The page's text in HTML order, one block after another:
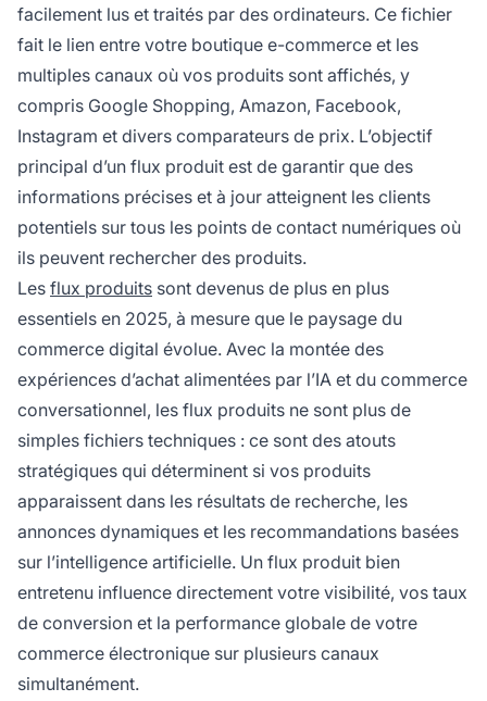
facilement lus et traités par des ordinateurs. Ce fichier
fait le lien entre votre boutique e-commerce et les
multiples canaux où vos produits sont affichés, y
compris Google Shopping, Amazon, Facebook,
Instagram et divers comparateurs de prix. L’objectif
principal d’un flux produit est de garantir que des
informations précises et à jour atteignent les clients
potentiels sur tous les points de contact numériques où
ils peuvent rechercher des produits.
Les flux produits sont devenus de plus en plus
essentiels en 2025, à mesure que le paysage du
commerce digital évolue. Avec la montée des
expériences d’achat alimentées par l’IA et du commerce
conversationnel, les flux produits ne sont plus de
simples fichiers techniques : ce sont des atouts
stratégiques qui déterminent si vos produits
apparaissent dans les résultats de recherche, les
annonces dynamiques et les recommandations basées
sur l’intelligence artificielle. Un flux produit bien
entretenu influence directement votre visibilité, vos taux
de conversion et la performance globale de votre
commerce électronique sur plusieurs canaux
simultanément.